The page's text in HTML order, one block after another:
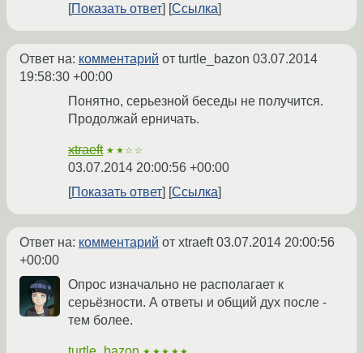
Показать ответ
Ссылка
Ответ на: комментарий от turtle_bazon 03.07.2014
19:58:30 +00:00
Понятно, серьезной беседы не получится.
Продолжай ерничать.
xtraeft ★★☆☆
03.07.2014 20:00:56 +00:00
Показать ответ
Ссылка
Ответ на: комментарий от xtraeft03.07.2014 20:00:56
+00:00
Опрос изначально не располагает к
серьёзности. А ответы и общий дух после -
тем более.